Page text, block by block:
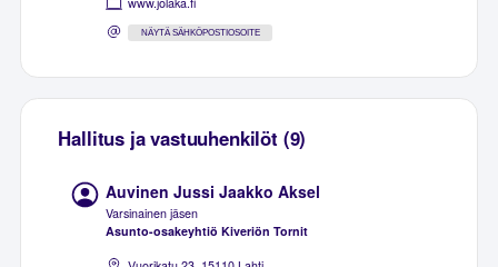
NÄYTÄ SÄHKÖPOSTIOSOITE
Hallitus ja vastuuhenkilöt (9)
Auvinen Jussi Jaakko Aksel
Varsinainen jäsen
Asunto-osakeyhtiö Kiveriön Tornit